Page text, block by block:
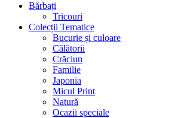
Bărbați
Tricouri
Colecții Tematice
Bucurie și culoare
Călătorii
Crăciun
Familie
Japonia
Micul Print
Natură
Ocazii speciale